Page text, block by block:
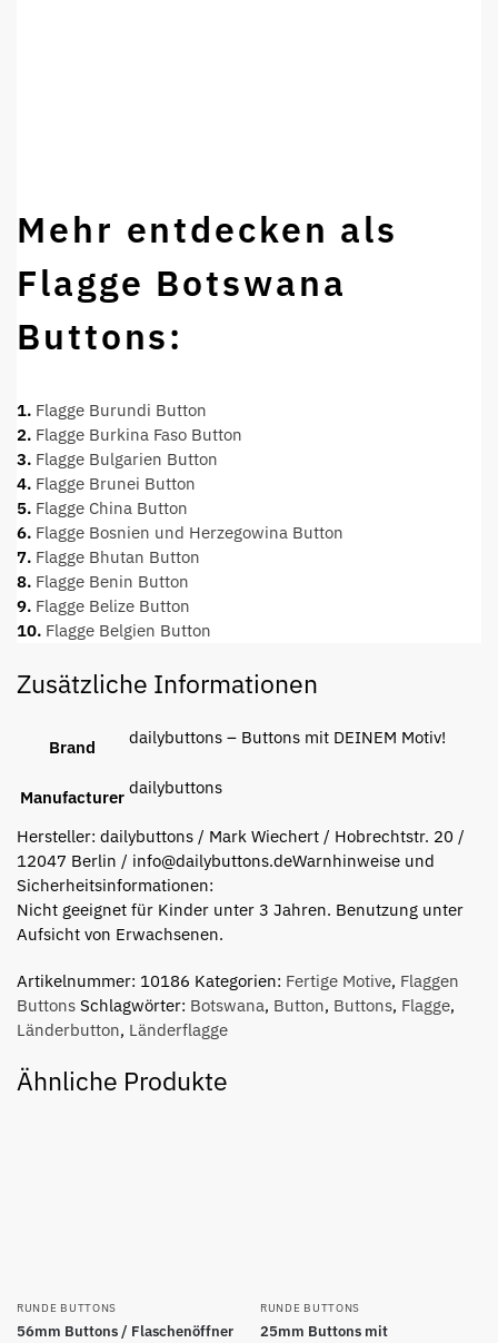
Mehr entdecken als
Flagge Botswana
Buttons:
1. Flagge Burundi Button
2. Flagge Burkina Faso Button
3. Flagge Bulgarien Button
4. Flagge Brunei Button
5. Flagge China Button
6. Flagge Bosnien und Herzegowina Button
7. Flagge Bhutan Button
8. Flagge Benin Button
9. Flagge Belize Button
10. Flagge Belgien Button
Zusätzliche Informationen
Brand dailybuttons – Buttons mit DEINEM Motiv!
Manufacturer dailybuttons
Hersteller: dailybuttons / Mark Wiechert / Hobrechtstr. 20 /
12047 Berlin / info@dailybuttons.deWarnhinweise und
Sicherheitsinformationen:
Nicht geeignet für Kinder unter 3 Jahren. Benutzung unter
Aufsicht von Erwachsenen.
Artikelnummer: 10186 Kategorien: Fertige Motive, Flaggen
Buttons Schlagwörter: Botswana, Button, Buttons, Flagge,
Länderbutton, Länderflagge
Ähnliche Produkte
RUNDE BUTTONS
56mm Buttons / Flaschenöffner
RUNDE BUTTONS
25mm Buttons mit